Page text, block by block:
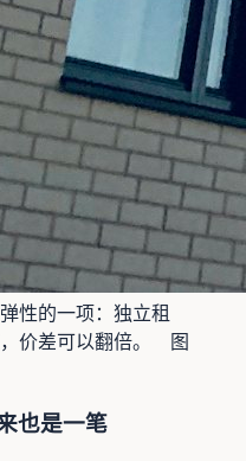
性的一项：独立租
价差可以翻倍。
图
也是一笔